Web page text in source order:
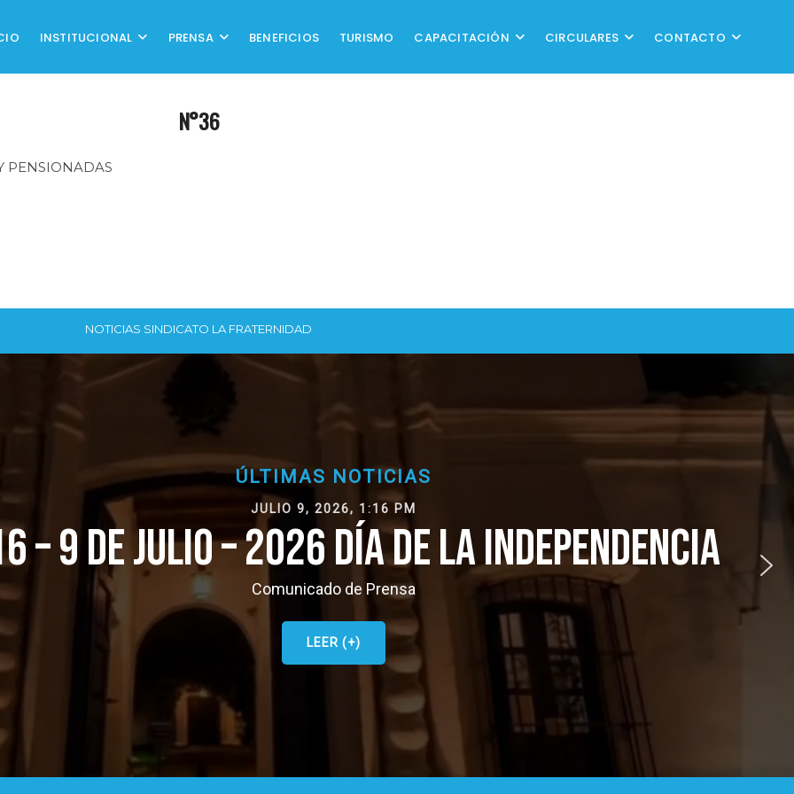
INSTITUCIONAL PRENSA BENEFICIOS TURISMO CAPACITACIÓN CIRCULARES CONTACTO
N°36
PENSIONADAS
NOTICIAS SINDICATO LA FRATERNIDAD
ÚLTIMAS NOTICIAS
JULIO 9, 2026, 1:16 PM
– 2026 DÍA DE LA INDEPENDENCIA
Comunicado de Prensa